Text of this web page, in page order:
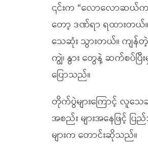
၎င်းက “လောလောဆယ်
တော့ ဒဏ်ရာ ရထားတ
သေဆုံး သွားတယ်။ ကျန်
ကျွဲ၊ နွား တွေနဲ့ ဆက်စပ်
ပြောသည်။
တိုက်ပွဲများကြောင့် လူသ
အစည်း များအနေဖြင့်
များက တောင်းဆိုသည်။